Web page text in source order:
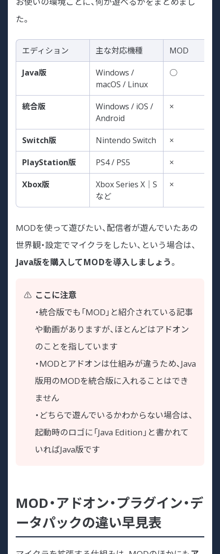
た。
エディション 主な対応機種 MOD
Java版
Windows /
macOS / Linux
○
統合版
Windows / iOS /
Android
×
Switch版 Nintendo Switch ×
PlayStation版 PS4 / PS5 ×
Xbox版
Xbox Series X｜S
など
×
MODを使って遊びたい、配信者が遊んでいたあの
世界観・設定でマイクラをしたい、という場合は、
Java版を購入してMODを導入しましょう。
ここに注意
・統合版でも「MOD」と紹介されている記事
や動画がありますが、ほとんどはアドオン
のことを指しています
・MODとアドオンは仕組みが違うため、Java
版用のMODを統合版に入れることはでき
ません
・どちらで遊んでいるかわからない場合は、
起動時のロゴに「Java Edition」と書かれて
いればJava版です
MOD・アドオン・プラグイン・デ
ータパックの違い早見表